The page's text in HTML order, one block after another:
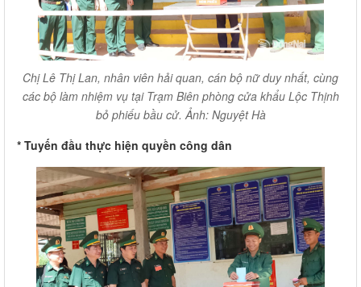
Chị Lê Thị Lan, nhân viên hải quan, cán bộ nữ duy nhất, cùng
các bộ làm nhiệm vụ tại Trạm Biên phòng cửa khẩu Lộc Thịnh
bỏ phiếu bầu cử. Ảnh: Nguyệt Hà
* Tuyến đầu thực hiện quyền công dân